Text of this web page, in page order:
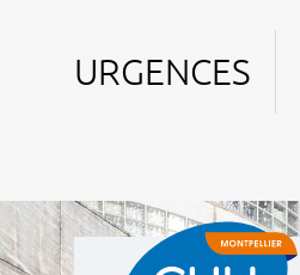
URGENCES